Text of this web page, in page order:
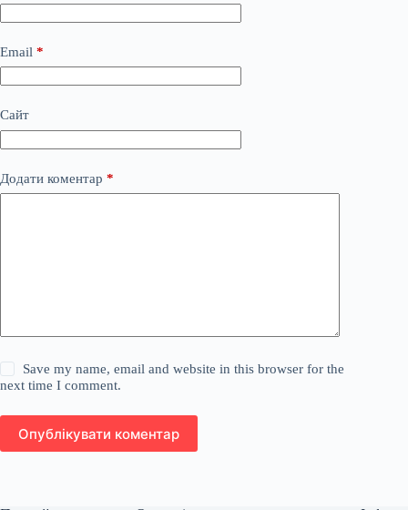
Email *
Сайт
Додати коментар *
Save my name, email and website in this browser for the
next time I comment.
Опублікувати коментар